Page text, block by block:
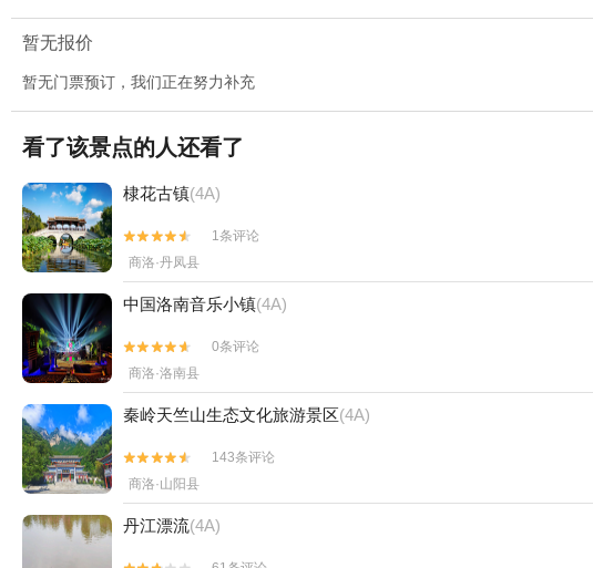
暂无报价
暂无门票预订，我们正在努力补充
看了该景点的人还看了
棣花古镇(4A)


1条评论
商洛·丹凤县
中国洛南音乐小镇(4A)


0条评论
商洛·洛南县
秦岭天竺山生态文化旅游景区(4A)


143条评论
商洛·山阳县
丹江漂流(4A)